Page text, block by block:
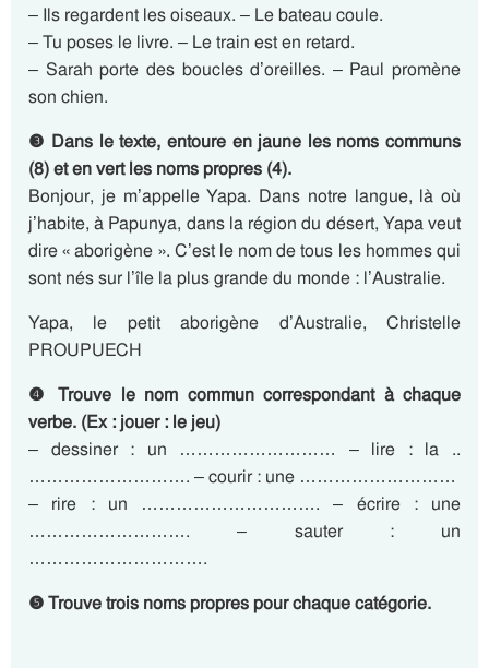
– Ils regardent les oiseaux. – Le bateau coule.
– Tu poses le livre. – Le train est en retard.
– Sarah porte des boucles d’oreilles. – Paul promène
son chien.
❸ Dans le texte, entoure en jaune les noms communs
(8) et en vert les noms propres (4).
Bonjour, je m’appelle Yapa. Dans notre langue, là où
j’habite, à Papunya, dans la région du désert, Yapa veut
dire « aborigène ». C’est le nom de tous les hommes qui
sont nés sur l’île la plus grande du monde : l’Australie.
Yapa, le petit aborigène d’Australie, Christelle
PROUPUECH
❹ Trouve le nom commun correspondant à chaque
verbe. (Ex : jouer : le jeu)
– dessiner : un ……………………… – lire : la ..
………………………. – courir : une ………………………
– rire : un …………………………. – écrire : une
………………………. – sauter : un
………………………….
❺ Trouve trois noms propres pour chaque catégorie.